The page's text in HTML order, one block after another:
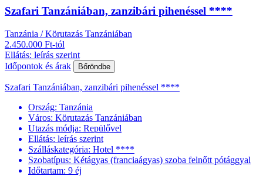
Szafari Tanzániában, zanzibári pihenéssel ****
Tanzánia / Körutazás Tanzániában
2.450.000 Ft-tól
Ellátás: leírás szerint
Időpontok és árak
Bőröndbe
Szafari Tanzániában, zanzibári pihenéssel ****
Ország: Tanzánia
Város: Körutazás Tanzániában
Utazás módja: Repülővel
Ellátás: leírás szerint
Szálláskategória: Hotel ****
Szobatípus: Kétágyas (franciaágyas) szoba felnőtt pótággyal
Időtartam: 9 éj